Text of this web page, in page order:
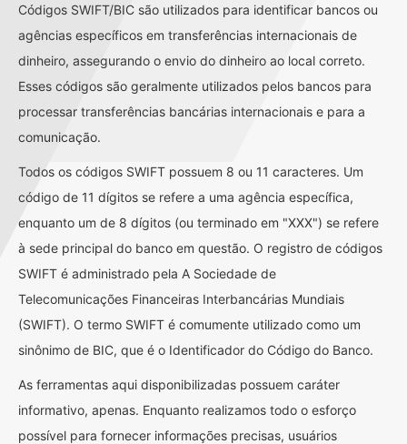
Códigos SWIFT/BIC são utilizados para identificar bancos ou
agências específicos em transferências internacionais de
dinheiro, assegurando o envio do dinheiro ao local correto.
Esses códigos são geralmente utilizados pelos bancos para
processar transferências bancárias internacionais e para a
comunicação.
Todos os códigos SWIFT possuem 8 ou 11 caracteres. Um
código de 11 dígitos se refere a uma agência específica,
enquanto um de 8 dígitos (ou terminado em "XXX") se refere
à sede principal do banco em questão. O registro de códigos
SWIFT é administrado pela A Sociedade de
Telecomunicações Financeiras Interbancárias Mundiais
(SWIFT). O termo SWIFT é comumente utilizado como um
sinônimo de BIC, que é o Identificador do Código do Banco.
As ferramentas aqui disponibilizadas possuem caráter
informativo, apenas. Enquanto realizamos todo o esforço
possível para fornecer informações precisas, usuários